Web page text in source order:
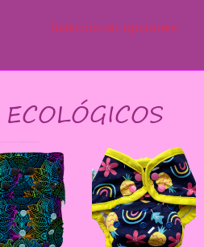
Seleccionar opciones